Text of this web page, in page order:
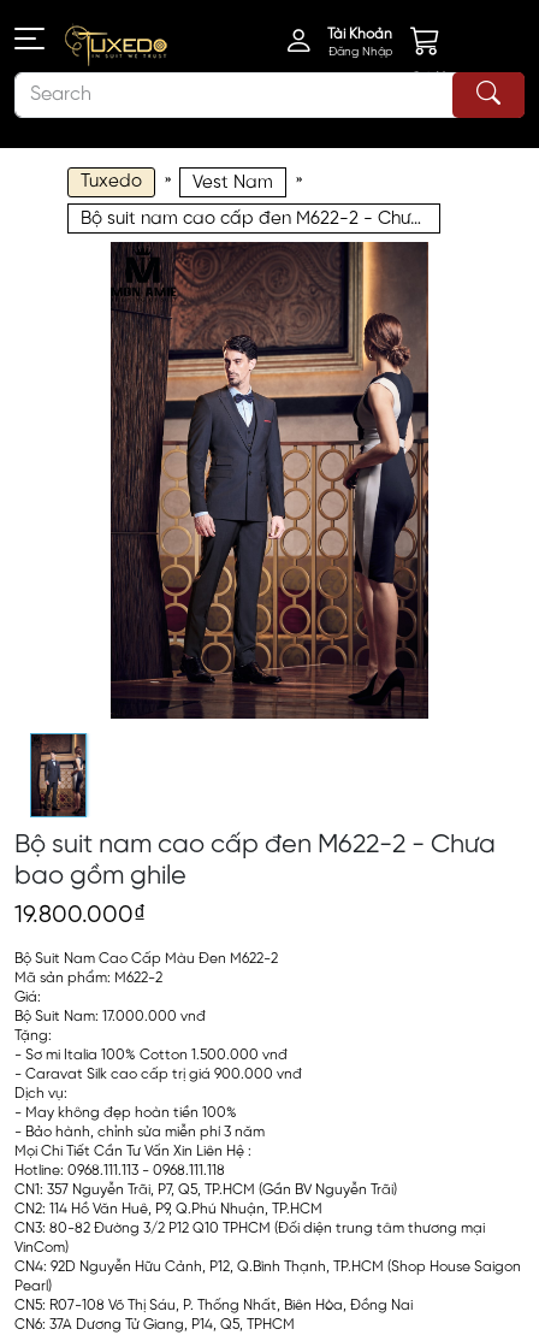
Tài Khoản
Đăng Nhập
Giỏ Hàng
Tuxedo » Vest Nam »
Bộ suit nam cao cấp đen M622-2 - Chưa bao gồm ghile
Bộ suit nam cao cấp đen M622-2 - Chưa
bao gồm ghile
19.800.000₫
Bộ Suit Nam Cao Cấp Màu Đen M622-2
Mã sản phẩm: M622-2
Giá:
Bộ Suit Nam: 17.000.000 vnđ
Tặng:
- Sơ mi Italia 100% Cotton 1.500.000 vnđ
- Caravat Silk cao cấp trị giá 900.000 vnđ
Dịch vụ:
- May không đẹp hoàn tiền 100%
- Bảo hành, chỉnh sửa miễn phí 3 năm
Mọi Chi Tiết Cần Tư Vấn Xin Liên Hệ :
Hotline: 0968.111.113 - 0968.111.118
CN1: 357 Nguyễn Trãi, P7, Q5, TP.HCM (Gần BV Nguyễn Trãi)
CN2: 114 Hồ Văn Huê, P9, Q.Phú Nhuận, TP.HCM
CN3: 80-82 Đường 3/2 P12 Q10 TPHCM (Đối diện trung tâm thương mại
VinCom)
CN4: 92D Nguyễn Hữu Cảnh, P12, Q.Bình Thạnh, TP.HCM (Shop House Saigon
Pearl)
CN5: R07-108 Võ Thị Sáu, P. Thống Nhất, Biên Hòa, Đồng Nai
CN6: 37A Dương Tử Giang, P14, Q5, TPHCM